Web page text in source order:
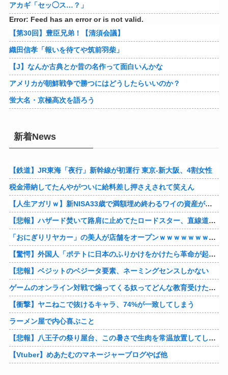
アカギ「セッ◯ス…？」
Error: Feed has an error or is not valid.
【第30回】豊臣兄弟！【清須会議】
織田信孝「報いを待てや筑前羽柴」
【J】なんか古典とか昔の名作って面白いんかな
アメリカが朝鮮戦争で勝つにはどうしたらいいのか？
蛍大名・京極高次を語ろう
新着News
【鉄道】JR東海「夜行」新幹線が初運行 東京-新大阪、4割女性
税金滞納してたんやがついに給料差し押さえされて笑えん
【人生アガリｗ】新NISA33歳で満額埋め終わるワイの資産がこちらァ！！！！！！！！！！
【悲報】ハザード焚いて路肩に止めてたロードスター、直線道路なのに容赦なく突っ込まれる
「おにぎりリヤカー」の美人が店舗をオープンｗｗｗｗｗｗｗｗｗｗｗｗ
【驚愕】外国人「ポテトに日本のふりかけをかけたら革命が起きた」→世界中で中毒者が続出w
【悲報】ベジットのベジータ要素、ネーミングセンスしかない
ゲームのオンライン対戦で煽ってくる奴ってどんな教育受けたんや
【衝撃】ヤニねこで抜けるキャラ、74%が一致してしまう
ラーメン屋で内心喜ぶこと
【悲報】八王子の祭り屋台、この暑さで生肉を常温放置してしまう…？他
【Vtuber】めあたむのマネージャーブログやば他